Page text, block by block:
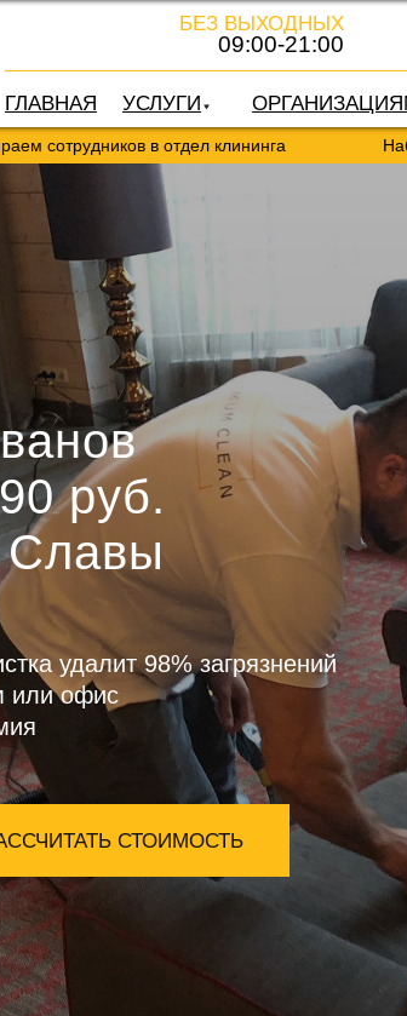
УСЛУГИ
ГЛАВНАЯ
БЕЗ ВЫХОДНЫХ
09:00-21:00
в отдел клининга Набираем
руб.
Славы
СТОИМОСТЬ
удалит 98% загрязнений
или офис